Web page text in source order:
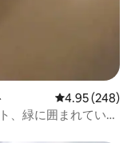
レビュー248
4.95 (248)
、緑に囲まれていま